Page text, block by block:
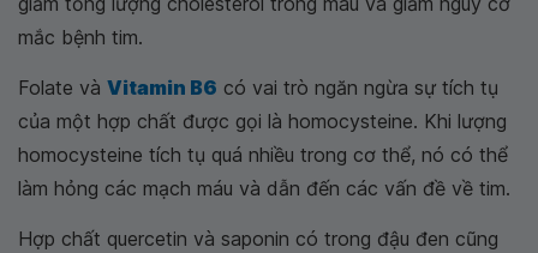
mắc bệnh tim.
Folate và Vitamin B6 có vai trò ngăn ngừa sự tích tụ
của một hợp chất được gọi là homocysteine. Khi lượng
homocysteine ​​tích tụ quá nhiều trong cơ thể, nó có thể
làm hỏng các mạch máu và dẫn đến các vấn đề về tim.
Hợp chất quercetin và saponin có trong đậu đen cũng